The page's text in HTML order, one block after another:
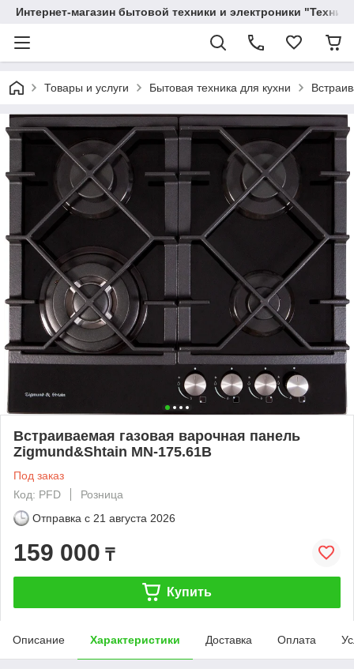
Интернет-магазин бытовой техники и электроники
Товары и услуги Бытовая техника для кухни
Встраиваемая газовая варочная панель
Zigmund&Shtain MN-175.61B
Под заказ
Код: PFD
Розница
Отправка с 21 августа 2026
159 000 ₸
Купить
Описание Характеристики Доставка Оплата